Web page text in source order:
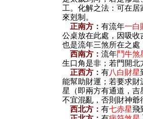
工。化解之法：可在
來剋制。
正南方： 有流年一白
公桌放在此處，因吸
也是流年三煞所在之
西南方： 流年鬥牛煞
生口角是非；若門開
正西方： 有八白財星
能幫助財運；若要求
星（即兩方有通道，
不宜混亂，否則財神
西北方： 有七赤星飛